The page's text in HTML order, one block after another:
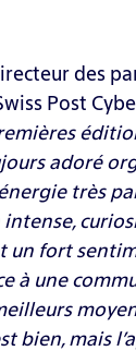
des
Post
adoré
très
un fort
à une
bien, mais